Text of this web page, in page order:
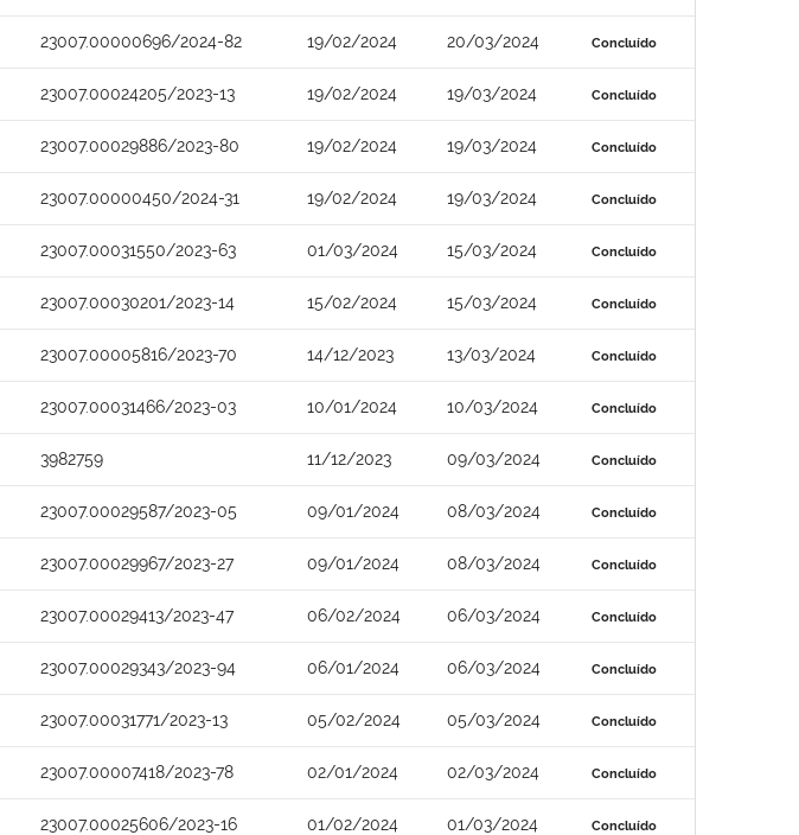
23007.00000696/2024-82 19/02/2024 20/03/2024 Concluído
23007.00024205/2023-13 19/02/2024 19/03/2024 Concluído
23007.00029886/2023-80 19/02/2024 19/03/2024 Concluído
23007.00000450/2024-31 19/02/2024 19/03/2024 Concluído
23007.00031550/2023-63 01/03/2024 15/03/2024 Concluído
23007.00030201/2023-14 15/02/2024 15/03/2024 Concluído
23007.00005816/2023-70 14/12/2023 13/03/2024 Concluído
23007.00031466/2023-03 10/01/2024 10/03/2024 Concluído
3982759 11/12/2023 09/03/2024 Concluído
23007.00029587/2023-05 09/01/2024 08/03/2024 Concluído
23007.00029967/2023-27 09/01/2024 08/03/2024 Concluído
23007.00029413/2023-47 06/02/2024 06/03/2024 Concluído
23007.00029343/2023-94 06/01/2024 06/03/2024 Concluído
23007.00031771/2023-13 05/02/2024 05/03/2024 Concluído
23007.00007418/2023-78 02/01/2024 02/03/2024 Concluído
23007.00025606/2023-16 01/02/2024 01/03/2024 Concluído